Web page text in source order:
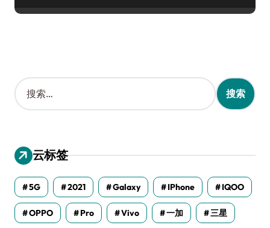
搜
索
：
云标签
5G 2021 Galaxy IPhone IQOO
OPPO Pro Vivo 一加 三星